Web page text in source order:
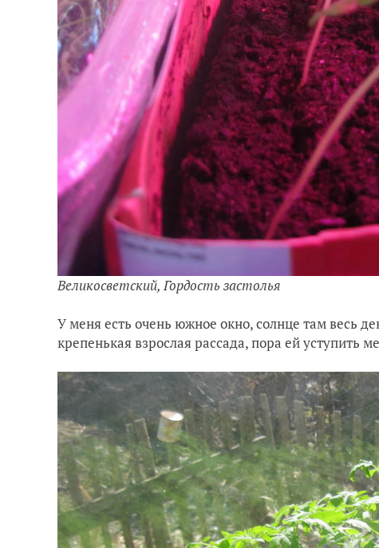
Великосветский, Гордость застолья
У меня есть очень южное окно, солнце там весь
крепенькая взрослая рассада, пора ей уступить